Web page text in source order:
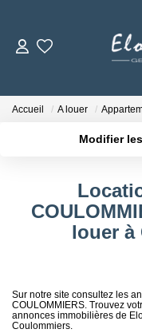
Accueil A louer
Modifier
Surface min
Plus de critères
louer à
Sur notre site consultez les
COULOMMIERS. Trouvez
annonces immobilières de
Coulommiers.